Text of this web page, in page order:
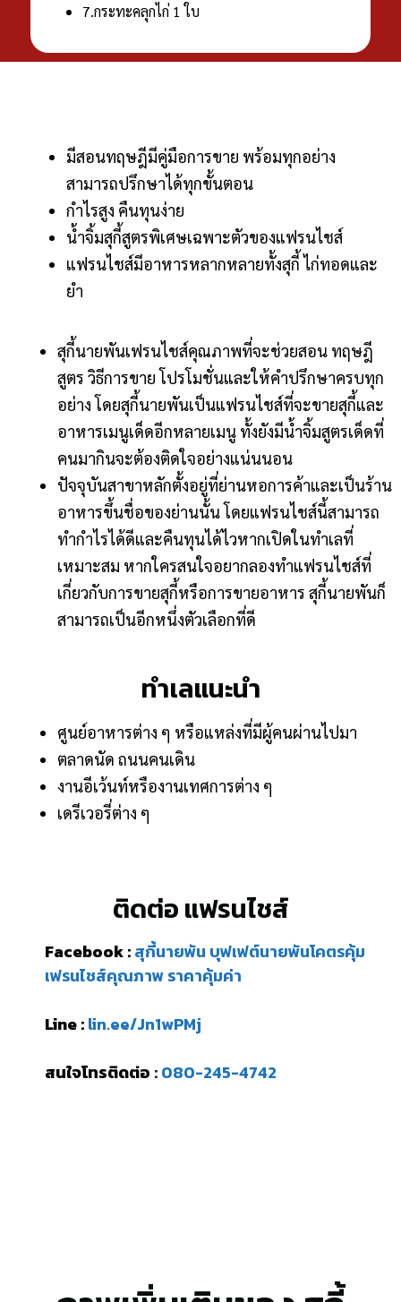
7.กระทะคลุกไก่ 1 ใบ
มีสอนทฤษฎีมีคู่มือการขาย พร้อมทุกอย่าง
สามารถปรึกษาได้ทุกขั้นตอน
กำไรสูง คืนทุนง่าย
น้ำจิ้มสุกี้สูตรพิเศษเฉพาะตัวของแฟรนไชส์
แฟรนไชส์มีอาหารหลากหลายทั้งสุกี้ ไก่ทอดและ
ยำ
สุกี้นายพันเฟรนไชส์คุณภาพที่จะช่วยสอน ทฤษฎี
สูตร วิธีการขาย โปรโมชั่นและให้คำปรึกษาครบทุก
อย่าง โดยสุกี้นายพันเป็นแฟรนไชส์ที่จะขายสุกี้และ
อาหารเมนูเด็ดอีกหลายเมนู ทั้งยังมีน้ำจิ้มสูตรเด็ดที่
คนมากินจะต้องติดใจอย่างแน่นนอน
ปัจจุบันสาขาหลักตั้งอยู่ที่ย่านหอการค้าและเป็นร้าน
อาหารขึ้นชื่อของย่านนั้น โดยแฟรนไชส์นี้สามารถ
ทำกำไรได้ดีและคืนทุนได้ไวหากเปิดในทำเลที่
เหมาะสม หากใครสนใจอยากลองทำแฟรนไชส์ที่
เกี่ยวกับการขายสุกี้หรือการขายอาหาร สุกี้นายพันก็
สามารถเป็นอีกหนึ่งตัวเลือกที่ดี
ทำเลแนะนำ
ศูนย์อาหารต่าง ๆ หรือแหล่งที่มีผู้คนผ่านไปมา
ตลาดนัด ถนนคนเดิน
งานอีเว้นท์หรืองานเทศการต่าง ๆ
เดรีเวอรี่ต่าง ๆ
ติดต่อ แฟรนไชส์
Facebook :สุกี้นายพัน บุฟเฟต์นายพันโคตรคุ้ม
เฟรนไชส์คุณภาพ ราคาคุ้มค่า
Line :lin.ee/Jn1wPMj
สนใจโทรติดต่อ :080-245-4742